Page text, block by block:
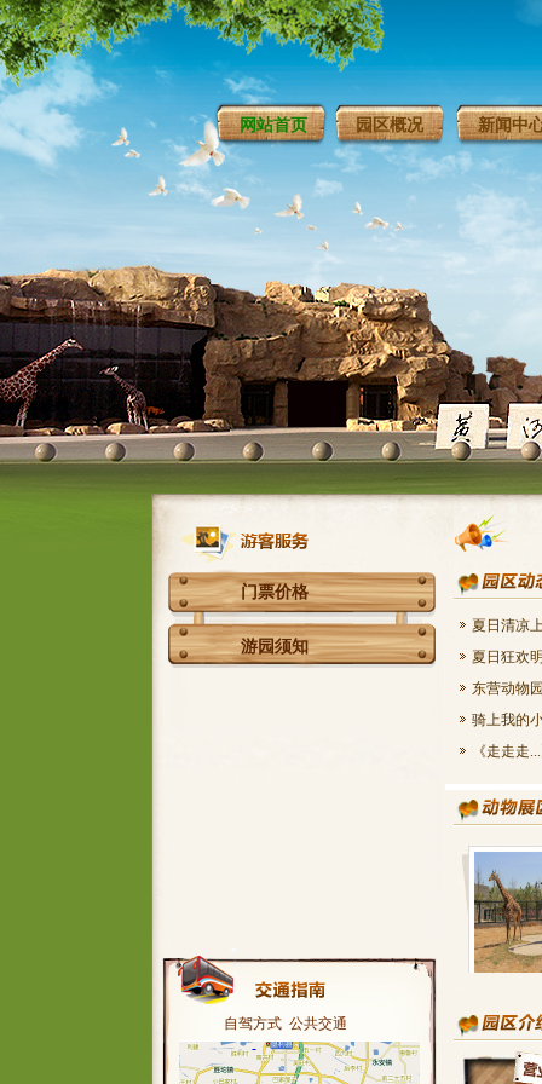
网站首页 园区概况 新闻中
门票价格
游园须知
自驾方式 公共交通
夏日清凉
夏日狂欢
东营动物
骑上我的
《走走走